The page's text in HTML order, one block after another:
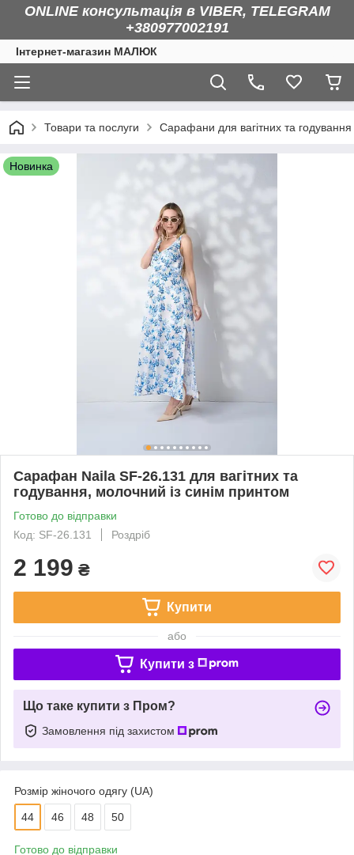
ONLINE консультація в VIBER, TELEGRAM
+380977002191
Інтернет-магазин МАЛЮК
Товари та послуги Сарафани для вагітних та годування
Новинка
Сарафан Naila SF-26.131 для вагітних та
годування, молочний із синім принтом
Готово до відправки
Код: SF-26.131
Роздріб
2 199 ₴
Купити
або
Купити з
Що таке купити з Пром?
Замовлення під захистом
Розмір жіночого одягу (UA)
44 46 48 50
Готово до відправки